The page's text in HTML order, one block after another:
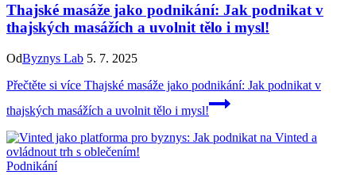
Thajské masáže jako podnikání: Jak podnikat v
thajských masážích a uvolnit tělo i mysl!
OdByznys Lab 5. 7. 2025
Přečtěte si více Thajské masáže jako podnikání: Jak podnikat v
thajských masážích a uvolnit tělo i mysl!
Podnikání